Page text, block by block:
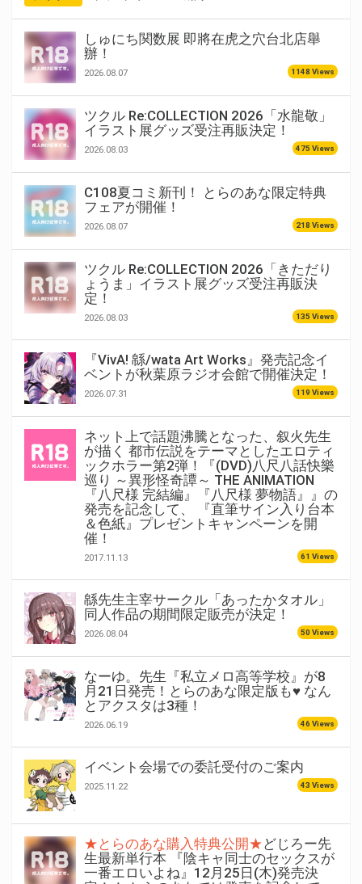
しゅにち関数展 即將在虎之穴台北店舉
辦！
2026.08.07 1148 Views
ツクル Re:COLLECTION 2026「水龍敬」
イラスト展グッズ受注再販決定！
2026.08.03 475 Views
C108夏コミ新刊！ とらのあな限定特典
フェアが開催！
2026.08.07 218 Views
ツクル Re:COLLECTION 2026「きただり
ょうま」イラスト展グッズ受注再販決
定！
2026.08.03 135 Views
『VivA! 緜/wata Art Works』発売記念イ
ベントが秋葉原ラジオ会館で開催決定！
2026.07.31 119 Views
ネット上で話題沸騰となった、叙火先生
が描く 都市伝説をテーマとしたエロティ
ックホラー第2弾！『(DVD)八尺八話快樂
巡り ～異形怪奇譚～ THE ANIMATION
『八尺様 完結編』『八尺様 夢物語』』の
発売を記念して、 『直筆サイン入り台本
＆色紙』プレゼントキャンペーンを開
催！
2017.11.13 61 Views
緜先生主宰サークル「あったかタオル」
同人作品の期間限定販売が決定！
2026.08.04 50 Views
なーゆ。先生『私立メロ高等学校』が8
月21日発売！とらのあな限定版も♥ なん
とアクスタは3種！
2026.06.19 46 Views
イベント会場での委託受付のご案内
2025.11.22 43 Views
★とらのあな購入特典公開★どじろー先
生最新単行本 『陰キャ同士のセックスが
一番エロいよね』12月25日(木)発売決